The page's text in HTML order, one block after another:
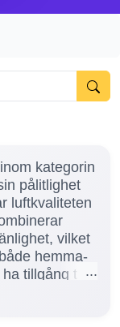
kategorin
pålitlighet
luftkvaliteten
vilket
hemma-
tillgång till